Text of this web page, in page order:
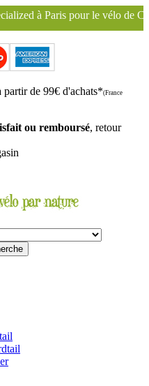
à Paris pour le vélo de
partir de 99€ d'achats*(France
ou remboursé, retour